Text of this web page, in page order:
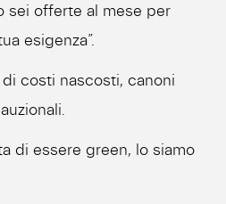
sei offerte al mese per
esigenza”.
costi nascosti, canoni
di essere green, lo siamo